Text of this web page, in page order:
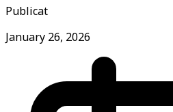
Publicat
January 26, 2026